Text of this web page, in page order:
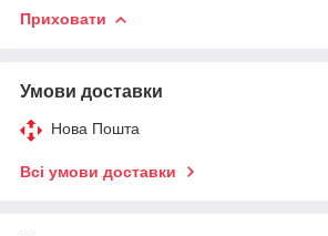
Приховати
Умови доставки
Нова Пошта
Всі умови доставки